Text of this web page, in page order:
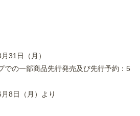
31日（月）
での一部商品先行発売及び先行予約：5
8日（月）より